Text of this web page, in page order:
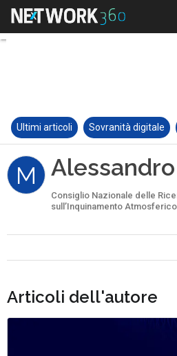
Ultimi articoli Sovranità digitale
M
Consiglio Nazionale delle
sull’Inquinamento
Articoli dell'autore